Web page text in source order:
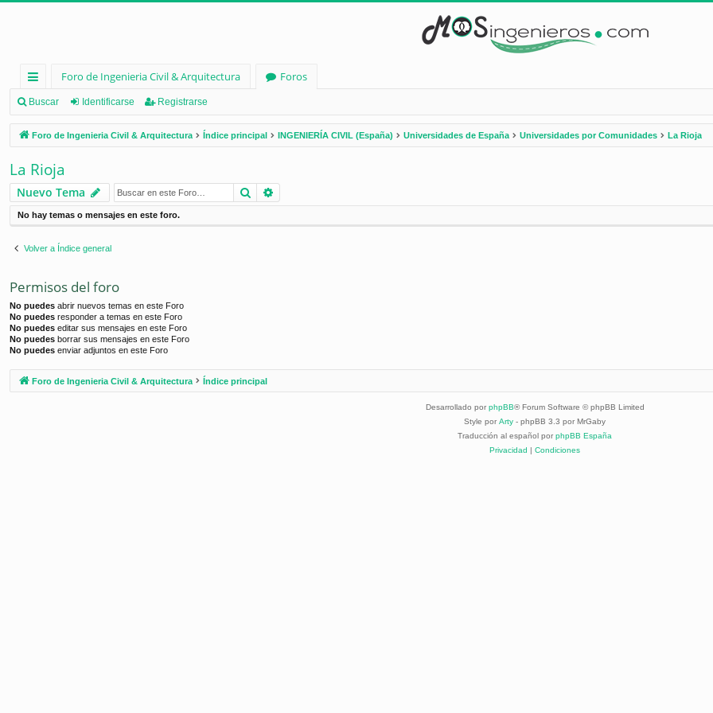
nl
ac
es
rá
pi
d
os
Foro de Ingenieria Civil & Arquitectura
Foros
Buscar Identificarse Registrarse
Foro de Ingenieria Civil & Arquitectura Índice principal INGENIERÍA CIVIL (España) Universidades de España Universidades por Comunidades La Rioja
La Rioja
Nuevo Tema Buscar
No hay temas o mensajes en este foro.
Volver a Índice general
Permisos del foro
No puedes abrir nuevos temas en este Foro
No puedes responder a temas en este Foro
No puedes editar sus mensajes en este Foro
No puedes borrar sus mensajes en este Foro
No puedes enviar adjuntos en este Foro
Foro de Ingenieria Civil & Arquitectura Índice principal
Desarrollado por phpBB® Forum Software © phpBB Limited
Style por Arty - phpBB 3.3 por MrGaby
Traducción al español por phpBB España
Privacidad | Condiciones